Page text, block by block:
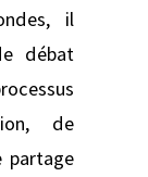
il
débat
de
partage